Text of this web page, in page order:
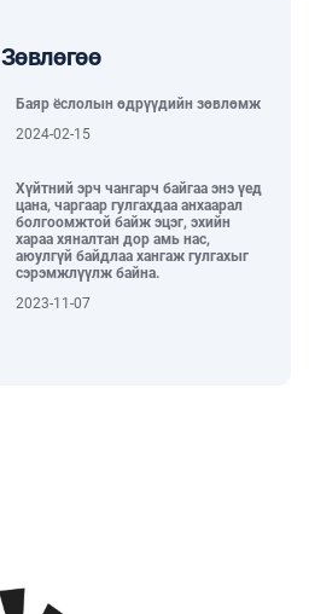
зохион байгуулагдлаа...
АЖИЛЛАХААР БОЛЛОО...
2026-05-29
ХҮҮХЭД БАГАЧУУДАА БАЯРЛУУЛЖ,
ҮЗҮҮЛСЭН “ЭХ ҮРСИЙН БАЯРЫН
ТЭМЦЭЭН”-ЭЭР ШИЛДГҮҮДЭЭ
ТОДРУУЛЛАА...
Зөвлөгөө
Баяр ёслолын өдрүүдийн зөвлөмж
2024-02-15
Хүйтний эрч чангарч байгаа энэ үед
цана, чаргаар гулгахдаа анхаарал
болгоомжтой байж эцэг, эхийн
хараа хяналтан дор амь нас,
аюулгүй байдлаа хангаж гулгахыг
сэрэмжлүүлж байна.
2023-11-07